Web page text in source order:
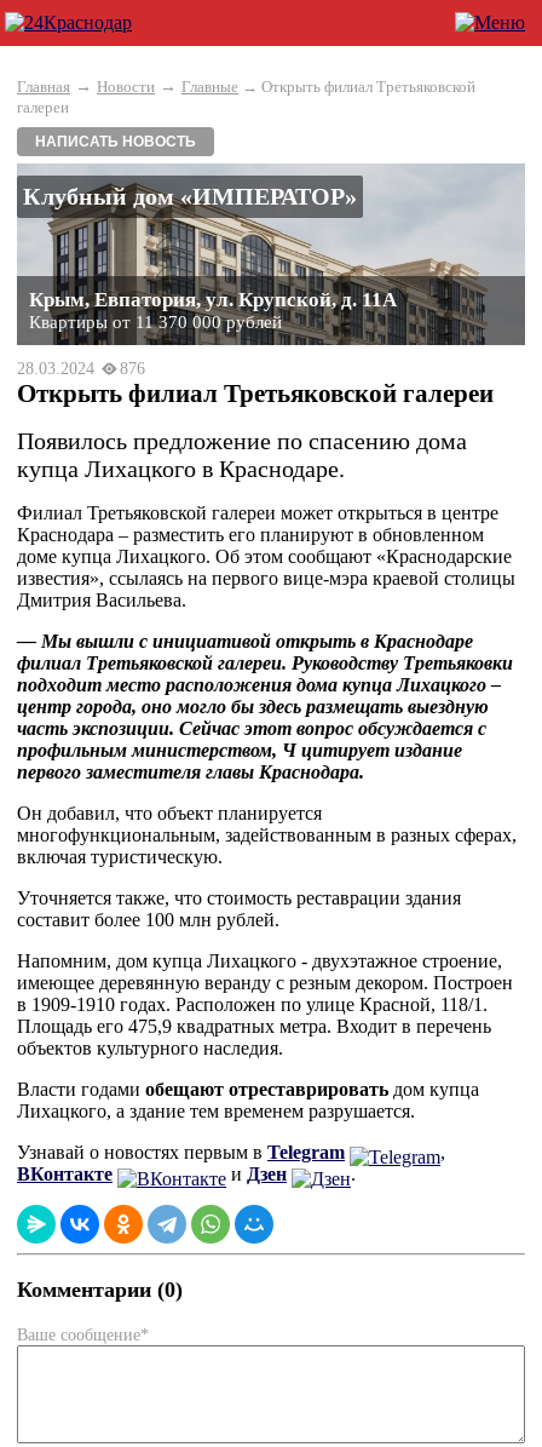
Главная → Новости → Главные → Открыть филиал Третьяковской
галереи
НАПИСАТЬ НОВОСТЬ
Клубный дом «ИМПЕРАТОР»
Крым, Евпатория, ул. Крупской, д. 11А
Квартиры от 11 370 000 рублей
28.03.2024 876
Открыть филиал Третьяковской галереи
Появилось предложение по спасению дома
купца Лихацкого в Краснодаре.
Филиал Третьяковской галереи может открыться в центре
Краснодара – разместить его планируют в обновленном
доме купца Лихацкого. Об этом сообщают «Краснодарские
известия», ссылаясь на первого вице-мэра краевой столицы
Дмитрия Васильева.
— Мы вышли с инициативой открыть в Краснодаре
филиал Третьяковской галереи. Руководству Третьяковки
подходит место расположения дома купца Лихацкого –
центр города, оно могло бы здесь размещать выездную
часть экспозиции. Сейчас этот вопрос обсуждается с
профильным министерством, Ч цитирует издание
первого заместителя главы Краснодара.
Он добавил, что объект планируется
многофункциональным, задействованным в разных сферах,
включая туристическую.
Уточняется также, что стоимость реставрации здания
составит более 100 млн рублей.
Напомним, дом купца Лихацкого - двухэтажное строение,
имеющее деревянную веранду с резным декором. Построен
в 1909-1910 годах. Расположен по улице Красной, 118/1.
Площадь его 475,9 квадратных метра. Входит в перечень
объектов культурного наследия.
Власти годами обещают отреставрировать дом купца
Лихацкого, а здание тем временем разрушается.
Узнавай о новостях первым в Telegram
,
ВКонтакте
и Дзен .
Комментарии (0)
Ваше сообщение*